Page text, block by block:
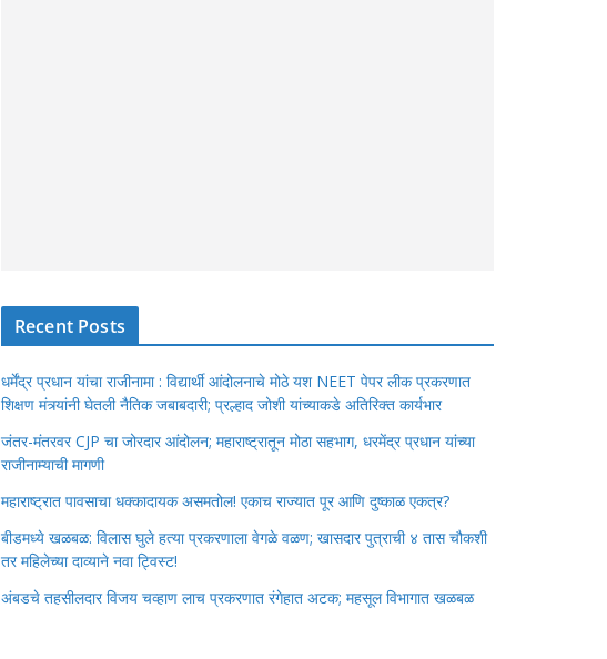
Recent Posts
धर्मेंद्र प्रधान यांचा राजीनामा : विद्यार्थी आंदोलनाचे मोठे यश NEET पेपर लीक प्रकरणात
शिक्षण मंत्र्यांनी घेतली नैतिक जबाबदारी; प्रल्हाद जोशी यांच्याकडे अतिरिक्त कार्यभार
जंतर-मंतरवर CJP चा जोरदार आंदोलन; महाराष्ट्रातून मोठा सहभाग, धरमेंद्र प्रधान यांच्या
राजीनाम्याची मागणी
महाराष्ट्रात पावसाचा धक्कादायक असमतोल! एकाच राज्यात पूर आणि दुष्काळ एकत्र?
बीडमध्ये खळबळ: विलास घुले हत्या प्रकरणाला वेगळे वळण; खासदार पुत्राची ४ तास चौकशी
तर महिलेच्या दाव्याने नवा ट्विस्ट!
अंबडचे तहसीलदार विजय चव्हाण लाच प्रकरणात रंगेहात अटक; महसूल विभागात खळबळ